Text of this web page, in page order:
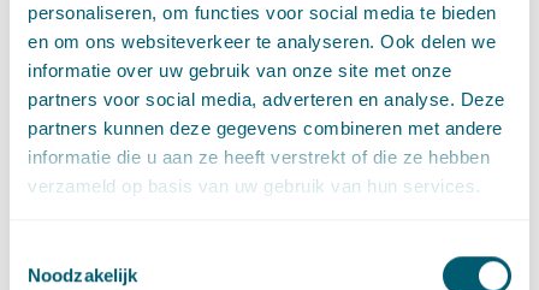
personaliseren, om functies voor social media te bieden
en om ons websiteverkeer te analyseren. Ook delen we
informatie over uw gebruik van onze site met onze
partners voor social media, adverteren en analyse. Deze
partners kunnen deze gegevens combineren met andere
informatie die u aan ze heeft verstrekt of die ze hebben
verzameld op basis van uw gebruik van hun services.
Noodzakelijk
Verslag van het schriftelijk
overleg
De brief van de minister gaat daarnaast onder andere in op
vragen die betrekking hebben op de Omgevingsvisie en het
Omgevingsplan. Voor nadere informatie over de brief van 8
geraadpleegd op: